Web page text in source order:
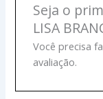
Seja o
LISA
Você precisa
avaliação.